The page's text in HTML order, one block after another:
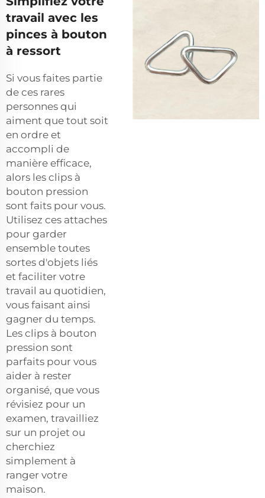
travail avec les
pinces à bouton
à ressort
Si vous faites partie
de ces rares
personnes qui
aiment que tout soit
en ordre et
accompli de
manière efficace,
alors les clips à
bouton pression
sont faits pour vous.
Utilisez ces attaches
pour garder
ensemble toutes
sortes d'objets liés
et faciliter votre
travail au quotidien,
vous faisant ainsi
gagner du temps.
Les clips à bouton
pression sont
parfaits pour vous
aider à rester
organisé, que vous
révisiez pour un
examen, travailliez
sur un projet ou
cherchiez
simplement à
ranger votre
maison.